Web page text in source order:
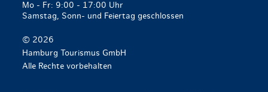
Mo - Fr: 9:00 - 17:00 Uhr
Samstag, Sonn- und Feiertag geschlossen
© 2026
Hamburg Tourismus GmbH
Alle Rechte vorbehalten